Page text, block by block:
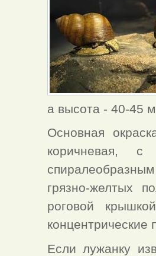
а высота - 40-45
Основная
коричневая,
грязно-желтых
роговой
концентрические
Если лужанку